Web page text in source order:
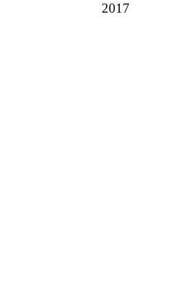
2017